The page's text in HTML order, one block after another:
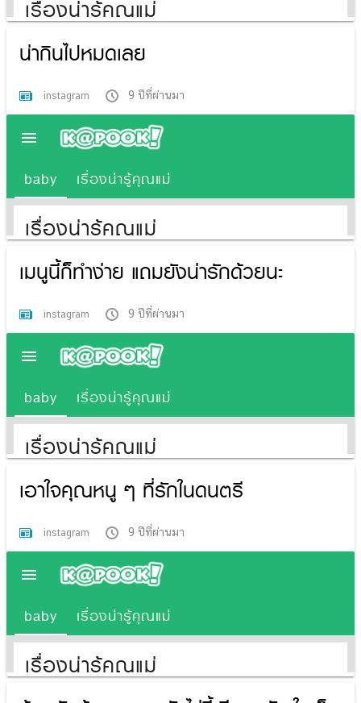
น่ากินไปหมดเลย
instagram 9 ปีที่ผ่านมา
เมนูนี้ก็ทำง่าย แถมยังน่ารักด้วยนะ
instagram 9 ปีที่ผ่านมา
เอาใจคุณหนู ๆ ที่รักในดนตรี
instagram 9 ปีที่ผ่านมา